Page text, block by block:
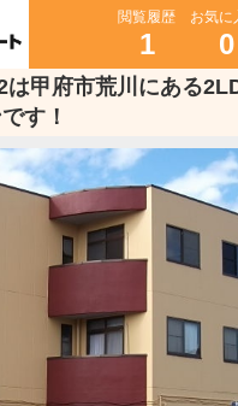
閲覧履歴
1
お気に
0
は甲府市荒川にある
す！